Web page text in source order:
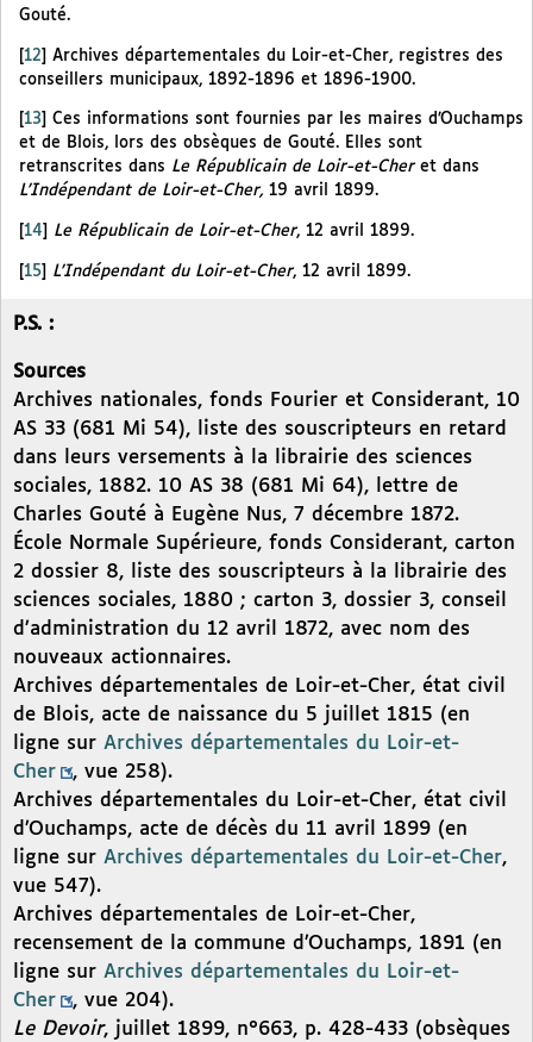
Gouté.
[12] Archives départementales du Loir-et-Cher, registres des
conseillers municipaux, 1892-1896 et 1896-1900.
13
Ces informations sont fournies par les maires d’Ouchamps
et de Blois, lors des obsèques de Gouté. Elles sont
retranscrites dans Le Républicain de Loir-et-Cher et dans
L’Indépendant de Loir-et-Cher, 19 avril 1899.
14 Le Républicain de Loir-et-Cher, 12 avril 1899.
[15] L’Indépendant du Loir-et-Cher, 12 avril 1899.
P.S. :
Sources
Archives nationales, fonds Fourier et Considerant, 10
AS 33 (681 Mi 54), liste des souscripteurs en retard
dans leurs versements à la librairie des sciences
sociales, 1882. 10 AS 38 (681 Mi 64), lettre de
Charles Gouté à Eugène Nus, 7 décembre 1872.
École Normale Supérieure, fonds Considerant, carton
2 dossier 8, liste des souscripteurs à la librairie des
sciences sociales, 1880 ; carton 3, dossier 3, conseil
d’administration du 12 avril 1872, avec nom des
nouveaux actionnaires.
Archives départementales de Loir-et-Cher, état civil
de Blois, acte de naissance du 5 juillet 1815 (en
ligne sur Archives départementales du Loir-et-
Cher
, vue 258).
Archives départementales du Loir-et-Cher, état civil
d’Ouchamps, acte de décès du 11 avril 1899 (en
ligne sur Archives départementales du Loir-et-Cher,
vue 547).
Archives départementales de Loir-et-Cher,
recensement de la commune d’Ouchamps, 1891 (en
ligne sur Archives départementales du Loir-et-
Cher
, vue 204).
Le Devoir, juillet 1899, n°663, p. 428-433 (obsèques